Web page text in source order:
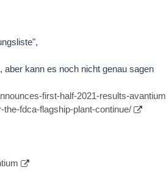
kann es noch nicht genau sagen
first-half-2021-results-
fdca-flagship-plant-continue/